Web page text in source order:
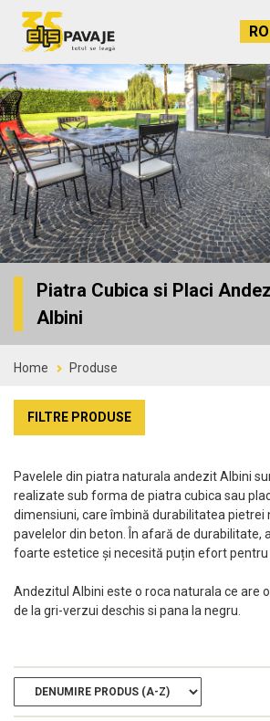
RO
Piatra Cubica si Placi
Albini
Home Produse
FILTRE PRODUSE
Pavelele din piatra naturala andezit Albini
realizate sub forma de piatra cubica sau
dimensiuni, care îmbină durabilitatea pietrei
pavelelor din beton. În afară de durabilitate,
foarte estetice și necesită puțin efort pentru
Andezitul Albini este o roca naturala ce are
de la gri-verzui deschis si pana la negru.